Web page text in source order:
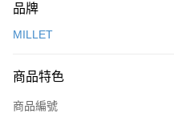
台灣樂天信用卡公司
【關於「AFTEE先享後付」】
便利好安心！
３．安心：先確認商品／服務後，再
【「AFTEE先享後付」結帳流程】
運送方式
每筆NT$100，滿NT$1,500(含以
宅配
品牌
MILLET
商品特色
商品編號